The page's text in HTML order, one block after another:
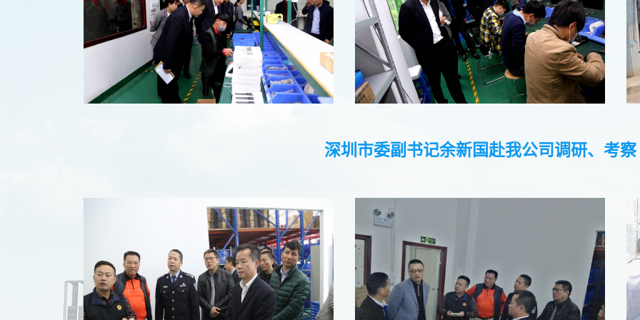
深圳市委副书记余新国赴我公司调研、考察